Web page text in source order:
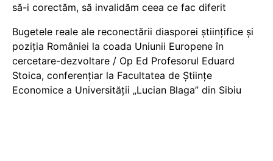
să-i corectăm, să invalidăm ceea ce fac diferit
Bugetele reale ale reconectării diasporei științifice și
poziția României la coada Uniunii Europene în
cercetare-dezvoltare / Op Ed Profesorul Eduard
Stoica, conferențiar la Facultatea de Științe
Economice a Universității „Lucian Blaga” din Sibiu